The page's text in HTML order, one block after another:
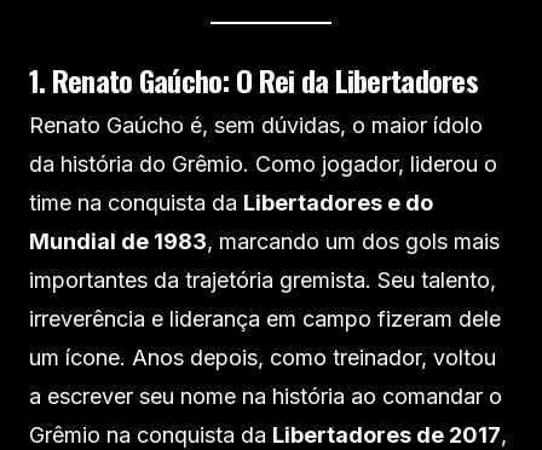
1. Renato Gaúcho: O Rei da Libertadores
Renato Gaúcho é, sem dúvidas, o maior ídolo
da história do Grêmio. Como jogador, liderou o
time na conquista da Libertadores e do
Mundial de 1983, marcando um dos gols mais
importantes da trajetória gremista. Seu talento,
irreverência e liderança em campo fizeram dele
um ícone. Anos depois, como treinador, voltou
a escrever seu nome na história ao comandar o
Grêmio na conquista da Libertadores de 2017,